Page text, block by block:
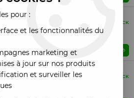
EN STOCK
"hydrogel" TPU HD souple SUNSHINE
connecter
EN STOCK
trempé pour Apple Watch 40 mm
pose
pour :
et les fonctionnalités du
marketing et
à jour sur nos produits
et surveiller les